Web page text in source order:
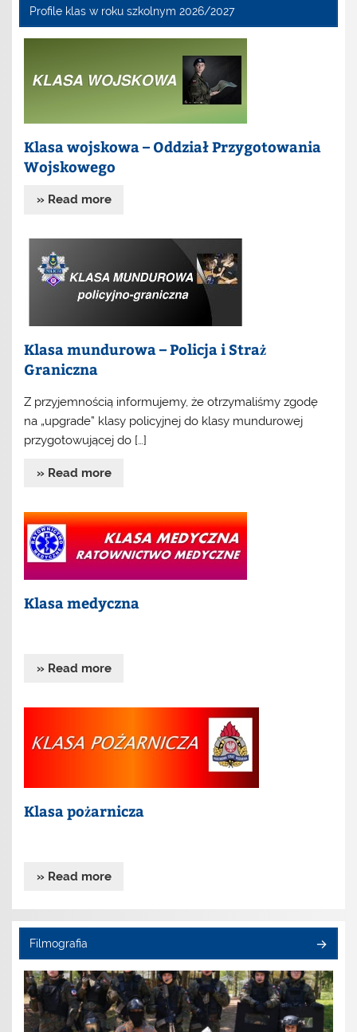
Profile klas w roku szkolnym 2026/2027
Klasa wojskowa – Oddział Przygotowania
Wojskowego
» Read more
Klasa mundurowa – Policja i Straż
Graniczna
Z przyjemnością informujemy, że otrzymaliśmy zgodę
na „upgrade” klasy policyjnej do klasy mundurowej
przygotowującej do […]
» Read more
Klasa medyczna
» Read more
Klasa pożarnicza
» Read more
Filmografia